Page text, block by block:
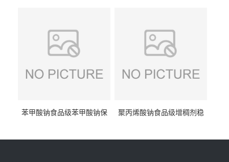
苯甲酸钠食品级苯甲酸钠保
聚丙烯酸钠食品级增稠剂稳